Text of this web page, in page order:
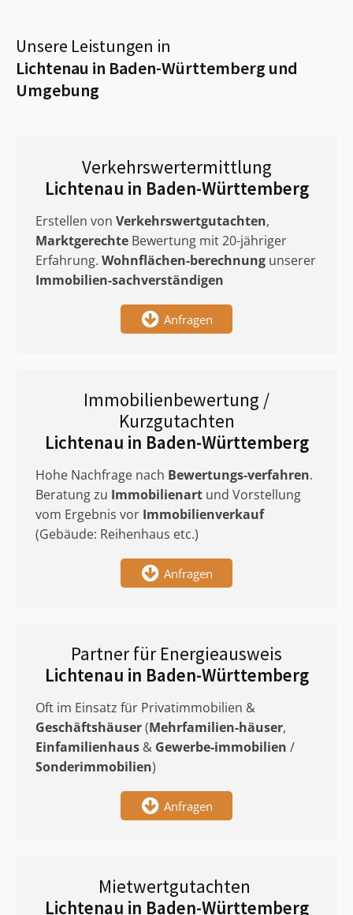
Unsere Leistungen in
Lichtenau in Baden-Württemberg und
Umgebung
Verkehrswertermittlung
Lichtenau in Baden-Württemberg
Erstellen von Verkehrswertgutachten,
Marktgerechte Bewertung mit 20-jähriger
Erfahrung. Wohnflächen-berechnung unserer
Immobilien-sachverständigen
Anfragen
Immobilienbewertung /
Kurzgutachten
Lichtenau in Baden-Württemberg
Hohe Nachfrage nach Bewertungs-verfahren.
Beratung zu Immobilienart und Vorstellung
vom Ergebnis vor Immobilienverkauf
(Gebäude: Reihenhaus etc.)
Anfragen
Partner für Energieausweis
Lichtenau in Baden-Württemberg
Oft im Einsatz für Privatimmobilien &
Geschäftshäuser(Mehrfamilien-häuser,
Einfamilienhaus & Gewerbe-immobilien /
Sonderimmobilien)
Anfragen
Mietwertgutachten
Lichtenau in Baden-Württemberg